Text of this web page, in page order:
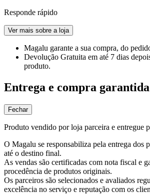
Responde rápido
Ver mais sobre a loja
Magalu garante a sua compra, do
Devolução Gratuita em até 7 dias
produto.
Entrega e compra garantida
Fechar
Produto vendido por loja parceira e entregue
O Magalu se responsabiliza pela entrega dos
até o destino final.
As vendas são certificadas com nota fiscal e
procedência de produtos originais.
Os parceiros são selecionados e avaliados
excelência no serviço e reputação com os